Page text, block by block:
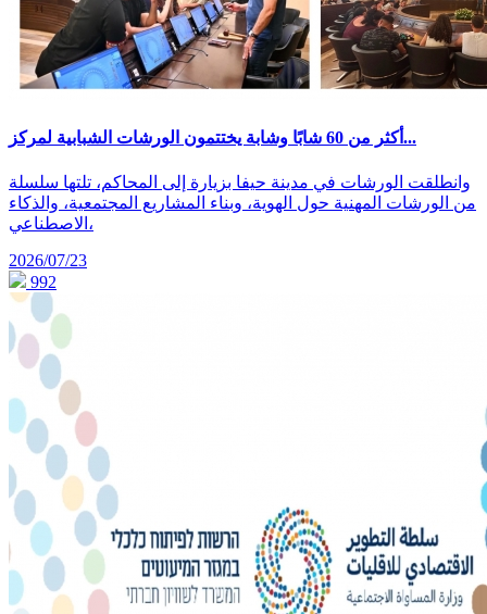
أكثر من 60 شابًا وشابة يختتمون الورشات الشبابية لمركز...
وانطلقت الورشات في مدينة حيفا بزيارة إلى المحاكم، تلتها سلسلة
من الورشات المهنية حول الهوية، وبناء المشاريع المجتمعية، والذكاء
الاصطناعي،
2026/07/23
992